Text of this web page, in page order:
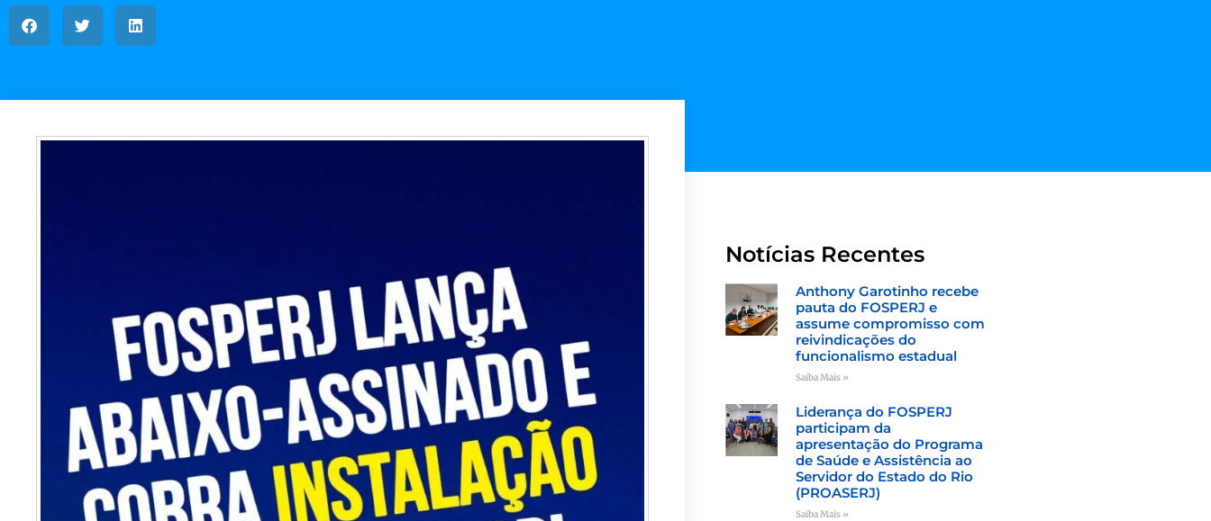
Notícias Recentes
Anthony Garotinho recebe
pauta do FOSPERJ e
assume compromisso com
reivindicações do
funcionalismo estadual
Saiba Mais »
Liderança do FOSPERJ
participam da
apresentação do Programa
de Saúde e Assistência ao
Servidor do Estado do Rio
(PROASERJ)
Saiba Mais »